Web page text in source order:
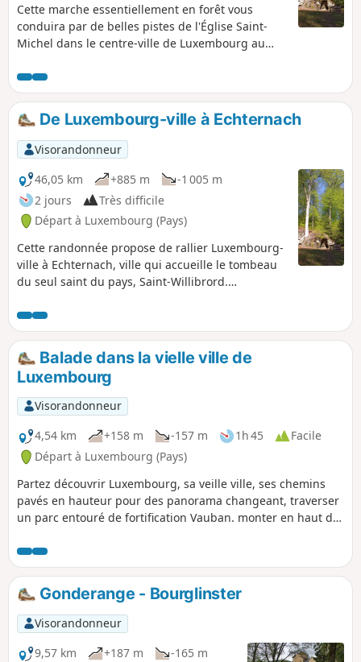
Cette marche essentiellement en forêt vous
conduira par de belles pistes de l'Église Saint-
Michel dans le centre-ville de Luxembourg au
par Bourlingster, célèbre pour son château, son
restaurant et sa brasserie. Le retour se fait
aisément par car.
De Luxembourg-ville à Echternach
Visorandonneur
46,05 km
+885 m
-1 005 m
2 jours
Très difficile
Départ à Luxembourg (Pays)
Cette randonnée propose de rallier Luxembourg-
ville à Echternach, ville qui accueille le tombeau
du seul saint du pays, Saint-Willibrord.
procession dansante inscrite au patrimoine
culturel immatériel par l'Unesco en 2010 et qui a
lieu le mardi de Pentecôte. La marche à travers
bois et campagne permet de découvrir les
impressionnants grès du Luxembourg, lieux
envoûtants et mystérieux. On peut imaginer que
Willibrord a emprunté cette voie en son temps.
Balade dans la vielle ville de
Luxembourg
Visorandonneur
4,54 km
+158 m -157 m 1h 45
Facile
Départ à Luxembourg (Pays)
Partez découvrir Luxembourg, sa veille ville, ses chemins
pavés en hauteur pour des panorama changeant, traverser
un parc entouré de fortification Vauban. monter en haut du
Gonderange - Bourglinster
Visorandonneur
9,57 km
+187 m
-165 m